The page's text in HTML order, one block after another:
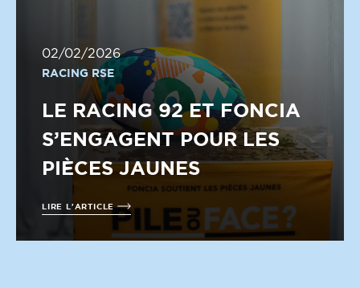
02/02/2026
RACING RSE
LE RACING 92 ET FONCIA
S’ENGAGENT POUR LES
PIÈCES JAUNES
LIRE L'ARTICLE